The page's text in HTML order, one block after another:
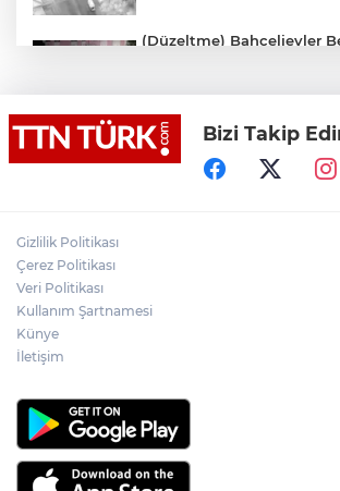
(Düzeltme) Bahçelievler
bir can kaybı veya
Adalet Bakanı Gürlek eski
Başkanı Behçet Oktay’ın
Bakan Yumaklı: "İspanya’da
Bizi Takip
Gizlilik Politikası
Çerez Politikası
Veri Politikası
Kullanım Şartnamesi
Künye
İletişim